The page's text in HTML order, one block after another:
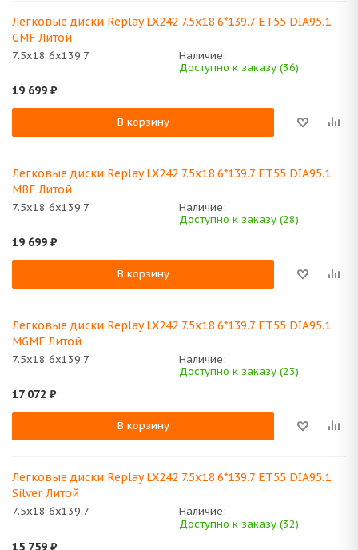
Легковые диски Replay LX242 7.5x18 6*139.7 ET55 DIA95.1
GMF Литой
7.5x18 6x139.7
Наличие:
Доступно к заказу (36)
19 699 ₽
В корзину
Легковые диски Replay LX242 7.5x18 6*139.7 ET55 DIA95.1
MBF Литой
7.5x18 6x139.7
Наличие:
Доступно к заказу (28)
19 699 ₽
В корзину
Легковые диски Replay LX242 7.5x18 6*139.7 ET55 DIA95.1
MGMF Литой
7.5x18 6x139.7
Наличие:
Доступно к заказу (23)
17 072 ₽
В корзину
Легковые диски Replay LX242 7.5x18 6*139.7 ET55 DIA95.1
Silver Литой
7.5x18 6x139.7
Наличие:
Доступно к заказу (32)
15 759 ₽